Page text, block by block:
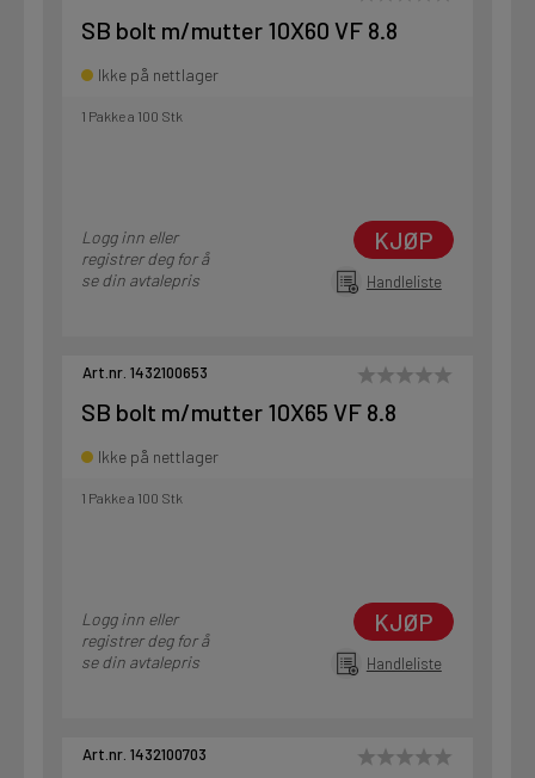
SB bolt m/mutter 10X60 VF 8.8
Ikke på nettlager
1 Pakke a 100 Stk
Logg inn eller
registrer deg for å
se din avtalepris
KJØP
Handleliste
Art.nr. 1432100653
SB bolt m/mutter 10X65 VF 8.8
Ikke på nettlager
1 Pakke a 100 Stk
Logg inn eller
registrer deg for å
se din avtalepris
KJØP
Handleliste
Art.nr. 1432100703